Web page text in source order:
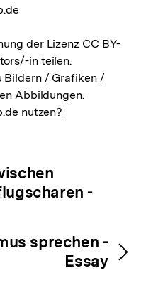
der Lizenz CC BY-
in teilen.
Bildern / Grafiken /
Abbildungen.
nutzen?
-
sprechen -
Essay